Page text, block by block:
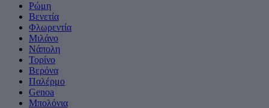
Ρώμη
Βενετία
Φλωρεντία
Μιλάνο
Νάπολη
Τορίνο
Βερόνα
Παλέρμο
Genoa
Μπολόνια